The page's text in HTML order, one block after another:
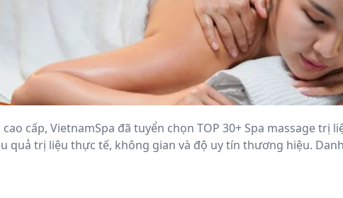
cấp, VietnamSpa đã tuyển chọn TOP 30+ Spa massage trị
quả trị liệu thực tế, không gian và độ uy tín thương hiệu.